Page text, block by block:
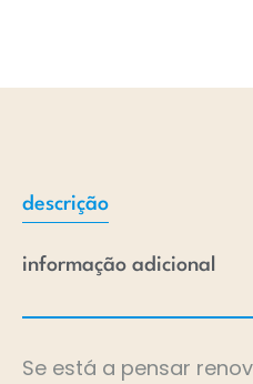
descrição
informação adicional
Se está a pensar